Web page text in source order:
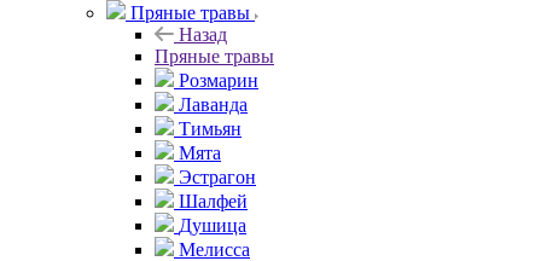
Пряные травы
Назад
Пряные травы
Розмарин
Лаванда
Тимьян
Мята
Эстрагон
Шалфей
Душица
Мелисса